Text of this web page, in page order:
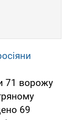
71 ворожу
69